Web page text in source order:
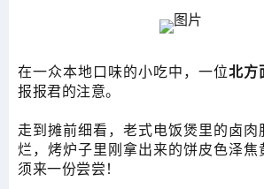
在一众本地口味的小吃中，一位北方
报报君的注意。
走到摊前细看，老式电饭煲里的卤
烂，烤炉子里刚拿出来的饼皮色泽
须来一份尝尝！